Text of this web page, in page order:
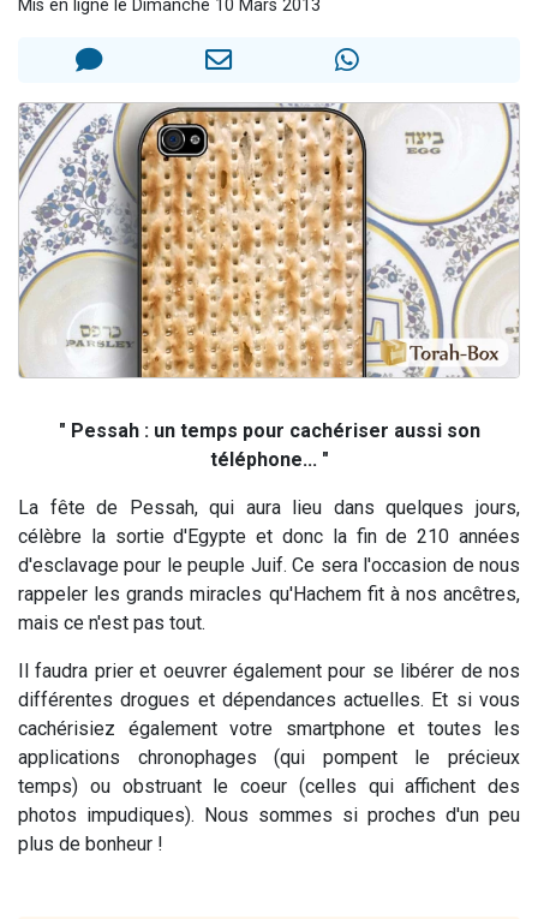
2 personnes viennent de faire un don pour Reloger Rivka, 6 enfants, victime de violences...
Il reste 49 places pour étudier en groupe sur Zoom
Mis en ligne le Dimanche 10 Mars 2013
" Pessah : un temps pour cachériser aussi son
téléphone... "
La fête de Pessah, qui aura lieu dans quelques jours,
célèbre la sortie d'Egypte et donc la fin de 210 années
d'esclavage pour le peuple Juif. Ce sera l'occasion de nous
rappeler les grands miracles qu'Hachem fit à nos ancêtres,
mais ce n'est pas tout.
Il faudra prier et oeuvrer également pour se libérer de nos
différentes drogues et dépendances actuelles. Et si vous
cachérisiez également votre smartphone et toutes les
applications chronophages (qui pompent le précieux
temps) ou obstruant le coeur (celles qui affichent des
photos impudiques). Nous sommes si proches d'un peu
plus de bonheur !